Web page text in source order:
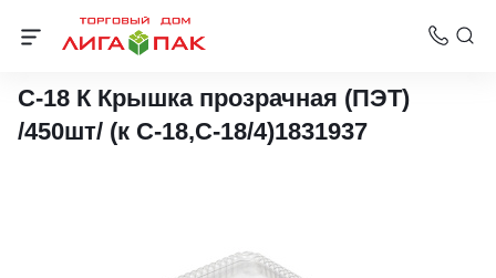
Упаковка для суши
С-18 К Крышка прозрачная (ПЭТ)
/450шт/ (к С-18,С-18/4)1831937